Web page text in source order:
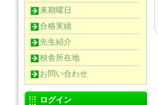
来期曜日
合格実績
先生紹介
校舎所在地
お問い合わせ
ログイン